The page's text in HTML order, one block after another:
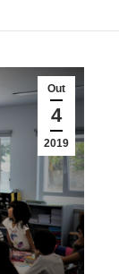
Out
4
2019